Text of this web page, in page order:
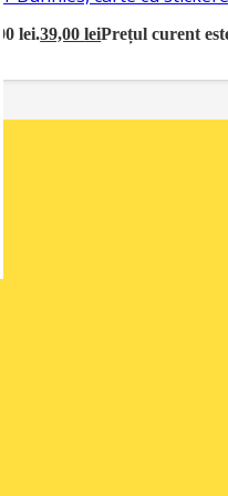
lei.39,00leiPrețul curent